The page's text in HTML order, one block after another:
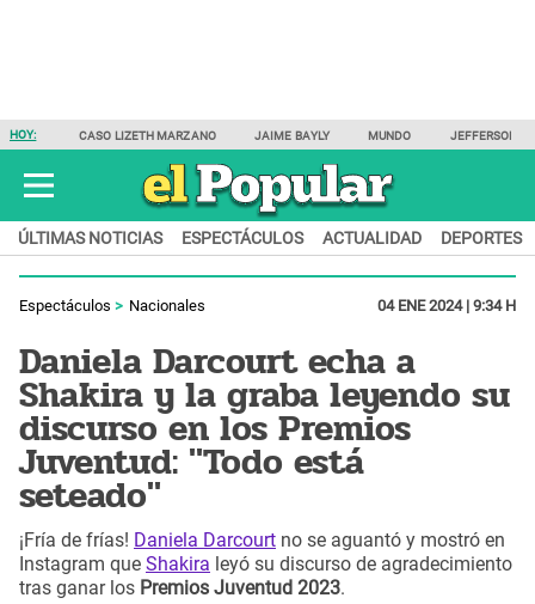
HOY: CASO LIZETH MARZANO JAIME BAYLY MUNDO JEFFERSON
ÚLTIMAS NOTICIAS ESPECTÁCULOS ACTUALIDAD DEPORTES
Espectáculos Nacionales 04 ENE 2024 | 9:34 H
Daniela Darcourt echa a
Shakira y la graba leyendo su
discurso en los Premios
Juventud: "Todo está
seteado"
¡Fría de frías! Daniela Darcourt no se aguantó y mostró en
Instagram que Shakira leyó su discurso de agradecimiento
tras ganar los Premios Juventud 2023.